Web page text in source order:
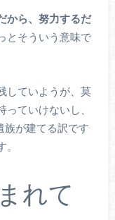
から、努力するだ
とそういう意味で
していようが、莫
ていけないし、
族が建てる訳です
れて